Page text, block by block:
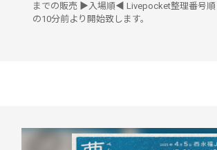
までの販売 ▶︎入場順◀︎ Livepocket整理番号順
の10分前より開始致します。